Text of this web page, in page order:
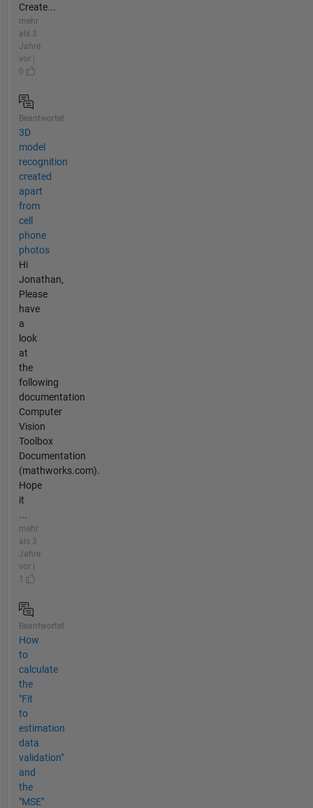
Create...
mehr
als 3
Jahre
vor |
0
Beantwortet
3D
model
recognition
created
apart
from
cell
phone
photos
Hi
Jonathan,
Please
have
a
look
at
the
following
documentation
Computer
Vision
Toolbox
Documentation
(mathworks.com).
Hope
it
...
mehr
als 3
Jahre
vor |
1
Beantwortet
How
to
calculate
the
"Fit
to
estimation
data
validation"
and
the
"MSE"